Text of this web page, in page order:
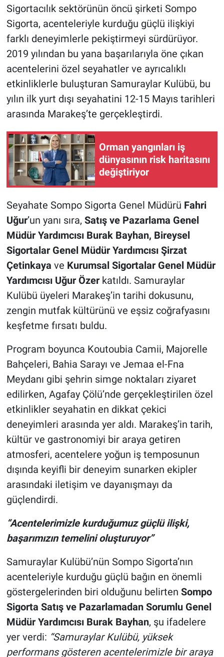
Sigortacılık sektörünün öncü şirketi Sompo
Sigorta, acenteleriyle kurduğu güçlü ilişkiyi
farklı deneyimlerle pekiştirmeyi sürdürüyor.
2019 yılından bu yana başarılarıyla öne çıkan
acentelerini özel seyahatler ve ayrıcalıklı
etkinliklerle buluşturan Samuraylar Kulübü, bu
yılın ilk yurt dışı seyahatini 12-15 Mayıs tarihleri
arasında Marakeş’te gerçekleştirdi.
Orman yangınları iş
dünyasının risk haritasını
değiştiriyor
Seyahate Sompo Sigorta Genel Müdürü Fahri
Uğur’un yanı sıra, Satış ve Pazarlama Genel
Müdür Yardımcısı Burak Bayhan, Bireysel
Sigortalar Genel Müdür Yardımcısı Şirzat
Çetinkaya ve Kurumsal Sigortalar Genel Müdür
Yardımcısı Uğur Özerkatıldı. Samuraylar
Kulübü üyeleri Marakeş’in tarihi dokusunu,
zengin mutfak kültürünü ve eşsiz coğrafyasını
keşfetme fırsatı buldu.
Program boyunca Koutoubia Camii, Majorelle
Bahçeleri, Bahia Sarayı ve Jemaa el-Fna
Meydanı gibi şehrin simge noktaları ziyaret
edilirken, Agafay Çölü’nde gerçekleştirilen özel
etkinlikler seyahatin en dikkat çekici
deneyimleri arasında yer aldı. Marakeş’in tarih,
kültür ve gastronomiyi bir araya getiren
atmosferi, acentelere yoğun iş temposunun
dışında keyifli bir deneyim sunarken ekipler
arasındaki iletişim ve dayanışmayı da
güçlendirdi.
“Acentelerimizle kurduğumuz güçlü ilişki,
başarımızın temelini oluşturuyor”
Samuraylar Kulübü’nün Sompo Sigorta’nın
acenteleriyle kurduğu güçlü bağın en önemli
göstergelerinden biri olduğunu belirten Sompo
Sigorta Satış ve Pazarlamadan Sorumlu Genel
Müdür Yardımcısı Burak Bayhan, şu ifadelere
yer verdi: “Samuraylar Kulübü, yüksek
performans gösteren acentelerimizle bir araya